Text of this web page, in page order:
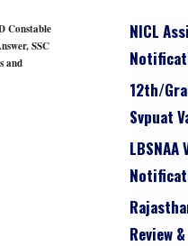
Constable
SSC
and
NICL
12th/
Svpuat
Review